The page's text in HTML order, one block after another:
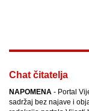
Chat čitatelja
NAPOMENA - Portal
sadržaj bez najave i